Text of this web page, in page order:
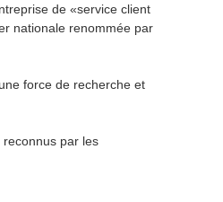
de «service client
nationale renommée par
force de recherche et
par les